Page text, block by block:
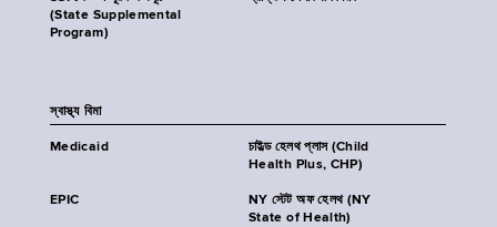
(State Supplemental
Program)
স্বাস্থ্য বিমা
Medicaid
চাইল্ড হেলথ প্লাস (Child
Health Plus, CHP)
EPIC
NY স্টেট অফ হেলথ (NY
State of Health)